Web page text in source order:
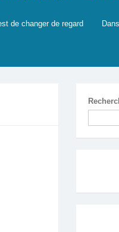
de changer de regard